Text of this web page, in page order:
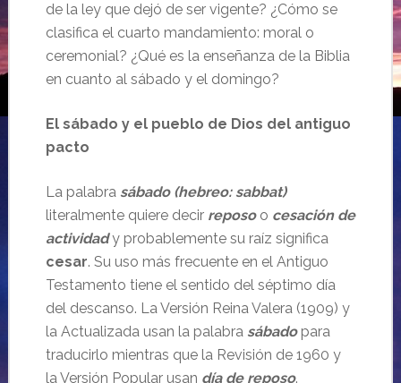
de la ley que dejó de ser vigente? ¿Cómo se
clasifica el cuarto mandamiento: moral o
ceremonial? ¿Qué es la enseñanza de la Biblia
en cuanto al sábado y el domingo?
El sábado y el pueblo de Dios del antiguo
pacto
La palabra sábado (hebreo: sabbat)
literalmente quiere decir reposoo cesación de
actividady probablemente su raíz significa
cesar. Su uso más frecuente en el Antiguo
Testamento tiene el sentido del séptimo día
del descanso. La Versión Reina Valera (1909) y
la Actualizada usan la palabra sábadopara
traducirlo mientras que la Revisión de 1960 y
la Versión Popular usan día de reposo.